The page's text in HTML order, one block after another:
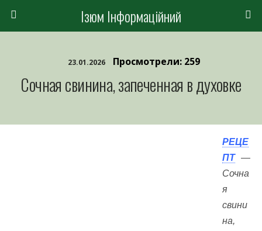
Ізюм Інформаційний
23.01.2026 Просмотрели: 259
Сочная свинина, запеченная в духовке
РЕЦЕ
ПТ—
Сочна
я
свини
на,